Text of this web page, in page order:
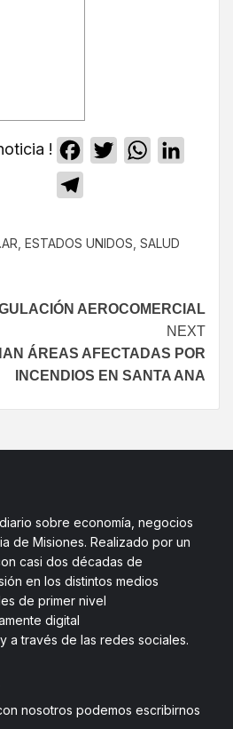
! Facebook
TwitterWhatsApp
ESTADOS UNIDOS SALUD
AEROCOMERCIAL
NEXT
ÁREAS AFECTADAS POR
INCENDIOS EN SANTA ANA
sobre economía, negocios
de Misiones. Realizado por un
casi dos décadas de
en los distintos medios
de primer nivel
digital
a través de las redes sociales.
nosotros podemos escribirnos